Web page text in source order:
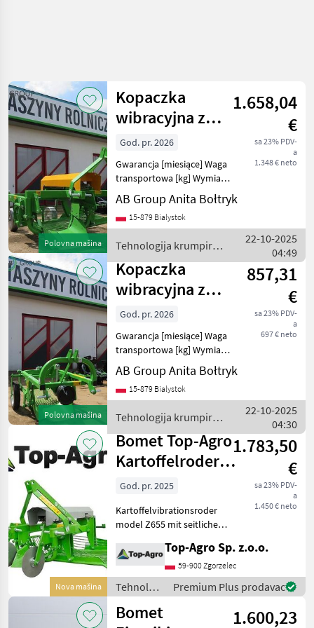
Polovna mašina
Kopaczka
wibracyjna z
wyrzutem
bocznym Bomet
Urs
1.658,04
€
sa 23% PDV-
a
1.348 € neto
God. pr. 2026
Gwarancja [miesiące] Waga
transportowa [kg] Wymiary
transportowe (DxSxW)
Zapotrzebowanie mocy
[KM]: Kopaczka wibracyjna z
Ursa Z655/1 - dost
AB Group Anita Bołtryk
15-879 Bialystok
Tehnologija krumpira /
Bomet
22-10-2025
04:49
Polovna mašina
Kopaczka
wibracyjna z
wyrzutem do
tyłu Bomet Urs
857,31
€
sa 23% PDV-
a
697 € neto
God. pr. 2026
Gwarancja [miesiące] Waga
transportowa [kg] Wymiary
transportowe (DxSxW)
Zapotrzebowanie mocy
[KM]: Kopaczka wibracyjna z
Ursa Z655/1 - dost
AB Group Anita Bołtryk
15-879 Bialystok
Tehnologija krumpira /
Bomet
22-10-2025
04:30
Nova mašina
Bomet Top-Agro
Kartoffelroder
Vibrations
!!NEU!! Seit
1.783,50
€
sa 23% PDV-
a
1.450 € neto
God. pr. 2025
Kartoffelvibrationsroder
model Z655 mit seitlichem
Technische Daten: Symbol
Z655 Reihenanzahl (stk) 1
Arbeitstiefe (cm) bis 20
Top-Agro Sp. z.o.o.
59-900 Zgorzelec
Tehnologija
krumpira
/ Bomet
Premium Plus prodavac
Bomet
1.600,23